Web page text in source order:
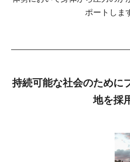
ポートしま
持続可能な社会のために
地を採